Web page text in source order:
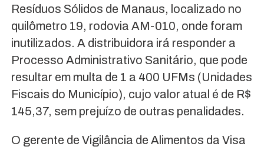
Resíduos Sólidos de Manaus, localizado no
quilômetro 19, rodovia AM-010, onde foram
inutilizados. A distribuidora irá responder a
Processo Administrativo Sanitário, que pode
resultar em multa de 1 a 400 UFMs (Unidades
Fiscais do Município), cujo valor atual é de R$
145,37, sem prejuízo de outras penalidades.
O gerente de Vigilância de Alimentos da Visa